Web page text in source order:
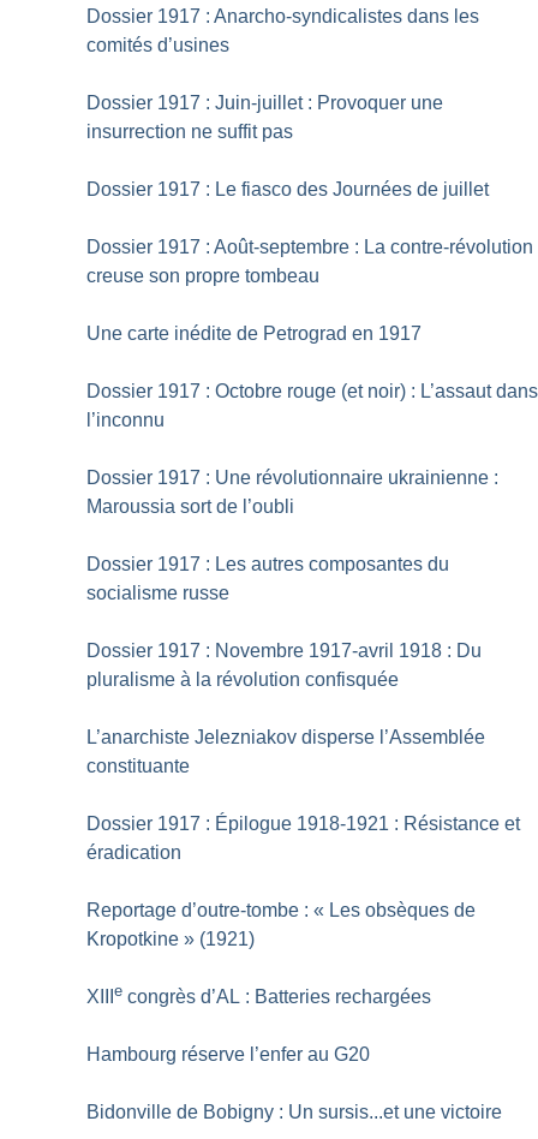
Dossier 1917 : Anarcho-syndicalistes dans les
comités d’usines
Dossier 1917 : Juin-juillet : Provoquer une
insurrection ne suffit pas
Dossier 1917 : Le fiasco des Journées de juillet
Dossier 1917 : Août-septembre : La contre-révolution
creuse son propre tombeau
Une carte inédite de Petrograd en 1917
Dossier 1917 : Octobre rouge (et noir) : L’assaut dans
l’inconnu
Dossier 1917 : Une révolutionnaire ukrainienne :
Maroussia sort de l’oubli
Dossier 1917 : Les autres composantes du
socialisme russe
Dossier 1917 : Novembre 1917-avril 1918 : Du
pluralisme à la révolution confisquée
L’anarchiste Jelezniakov disperse l’Assemblée
constituante
Dossier 1917 : Épilogue 1918-1921 : Résistance et
éradication
Reportage d’outre-tombe : « Les obsèques de
Kropotkine » (1921)
XIIIe congrès d’AL : Batteries rechargées
Hambourg réserve l’enfer au G20
Bidonville de Bobigny : Un sursis...et une victoire